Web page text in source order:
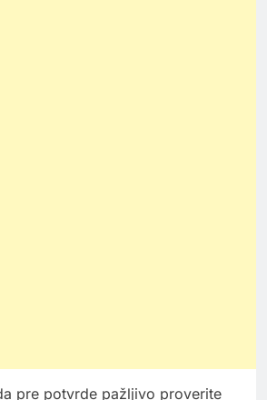
pre potvrde pažljivo proverite